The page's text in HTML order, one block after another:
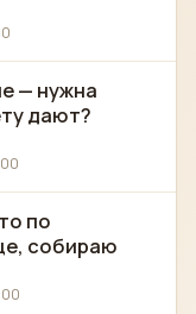
— нужна
дают?
по
собираю